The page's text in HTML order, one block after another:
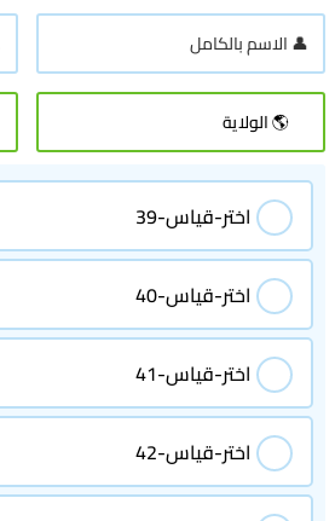
اختر-قياس-39
اختر-قياس-40
اختر-قياس-41
اختر-قياس-42